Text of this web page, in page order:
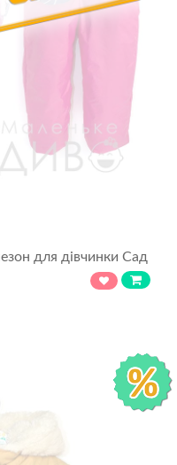
для дівчинки Сад